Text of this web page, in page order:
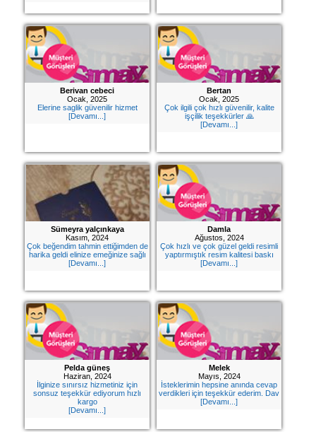
Düğün
Davetiyeler
Numune
(ücretsiz)
Müşteri
Yorumları
Davetiye
Sözleri
Simay
kimiz?
İletişim
0533
Berivan cebeci
Ocak, 2025
Elerine saglik güvenilir hizmet
[Devamı...]
Bertan
Ocak, 2025
Çok ilgili çok hızlı güvenilir, kalite
işçilik teşekkürler 🙏
[Devamı...]
Sümeyra yalçınkaya
Kasım, 2024
Çok beğendim tahmin ettiğimden de
harika geldi elinize emeğinize sağlı
[Devamı...]
Damla
Ağustos, 2024
Çok hızlı ve çok güzel geldi resimli
yaptırmıştık resim kalitesi baskı
[Devamı...]
Pelda güneş
Haziran, 2024
İlginize sınırsız hizmetiniz için
sonsuz teşekkür ediyorum hızlı
kargo
[Devamı...]
Melek
Mayıs, 2024
İsteklerimin hepsine anında cevap
verdikleri için teşekkür ederim. Dav
[Devamı...]